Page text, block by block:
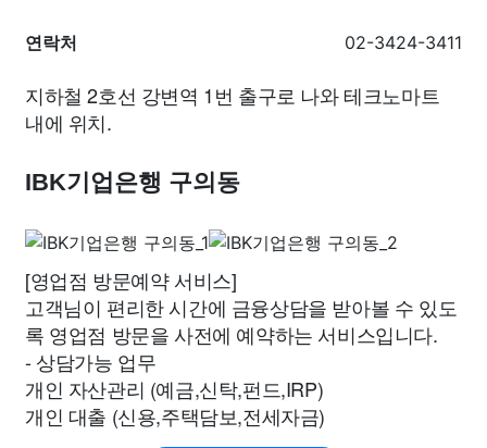
연락처 02-3424-3411
지하철 2호선 강변역 1번 출구로 나와 테크노마트
내에 위치.
IBK기업은행 구의동
[영업점 방문예약 서비스]
고객님이 편리한 시간에 금융상담을 받아볼 수 있도
록 영업점 방문을 사전에 예약하는 서비스입니다.
- 상담가능 업무
개인 자산관리 (예금,신탁,펀드,IRP)
개인 대출 (신용,주택담보,전세자금)